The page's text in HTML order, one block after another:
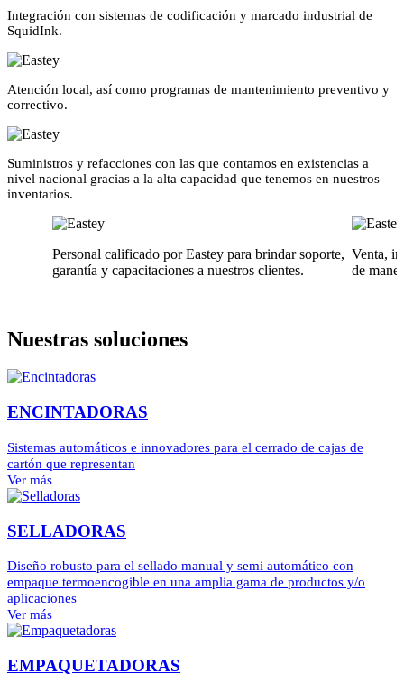
Integración con sistemas de codificación y marcado industrial de
SquidInk.
Atención local, así como programas de mantenimiento preventivo y
correctivo.
Suministros y refacciones con las que contamos en existencias a
nivel nacional gracias a la alta capacidad que tenemos en nuestros
inventarios.
Personal calificado por Eastey para brindar soporte,
garantía y capacitaciones a nuestros clientes.
Venta,
de
Nuestras soluciones
ENCINTADORAS
Sistemas automáticos e innovadores para el cerrado de cajas de
cartón que representan
Ver más
SELLADORAS
Diseño robusto para el sellado manual y semi automático con
empaque termoencogible en una amplia gama de productos y/o
aplicaciones
Ver más
EMPAQUETADORAS